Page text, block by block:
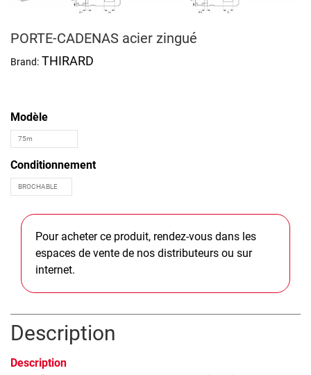
PORTE-CADENAS acier zingué
Brand: THIRARD
Modèle
Conditionnement
Pour acheter ce produit, rendez-vous dans les
espaces de vente de nos distributeurs ou sur
internet.
Description
Description